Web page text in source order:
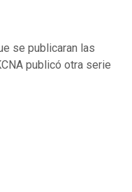
se publicaran las
publicó otra serie